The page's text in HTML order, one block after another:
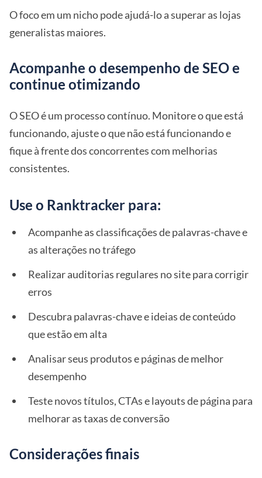
O foco em um nicho pode ajudá-lo a superar as lojas
generalistas maiores.
Acompanhe o desempenho de SEO e
continue otimizando
O SEO é um processo contínuo. Monitore o que está
funcionando, ajuste o que não está funcionando e
fique à frente dos concorrentes com melhorias
consistentes.
Use o Ranktracker para:
Acompanhe as classificações de palavras-chave e
as alterações no tráfego
Realizar auditorias regulares no site para corrigir
erros
Descubra palavras-chave e ideias de conteúdo
que estão em alta
Analisar seus produtos e páginas de melhor
desempenho
Teste novos títulos, CTAs e layouts de página para
melhorar as taxas de conversão
Considerações finais